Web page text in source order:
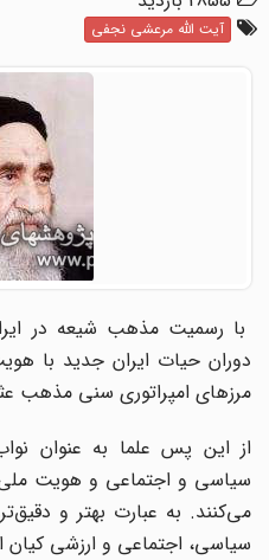
آیت الله مرعشی نجفی
با رسمیت مذهب شیعه در
دوران حیات ایران جدید با
مرزهای امپراتوری سنی مذهب
از این پس علما به عنوان
سیاسی و اجتماعی و هویت ملی
می‌کنند. به عبارت بهتر و
سیاسی، اجتماعی و ارزشی کیان